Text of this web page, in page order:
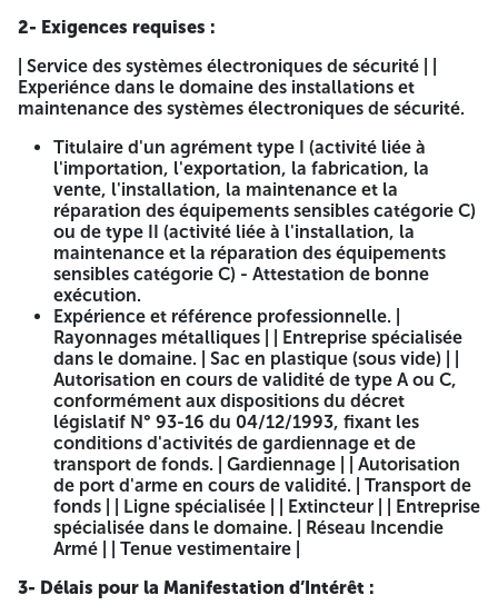
BANQUE DE DEVELOPPEMENT
LOCAL
Département Gestion des Marchés
APPEL A MANIFESTATION D'INTERET
BDL/ N° 04/2026
1- Objet de l'appel :
La Banque de Développement Local (BDL) lance un appel
national à manifestation d'intérêt en vue de la présélection
d'entreprises algériennes spécialisées dans les domaines
des systèmes électroniques de sécurité, groupe
électrogène, rayonnages métalliques, sac en plastique
(sous vide), gardiennage, transport de fonds, linge
spécialisée, extincteur, réseau incendie armé et tenue
vestimentaire.
L'objectif de cet appel est de recueillir les manifestations
d'intérêt des entreprises qualifiées, disposant de
compétences avérées, afin d'évaluer leurs capacités et
d'effectuer une présélection en vue d'une consultation
restreinte ultérieure.
Les domaines concernés par le présent appel à
manifestation d'intérêt :
2- Exigences requises :
| Service des systèmes électroniques de sécurité | |
Experiénce dans le domaine des installations et
maintenance des systèmes électroniques de sécurité.
Titulaire d'un agrément type I (activité liée à
l'importation, l'exportation, la fabrication, la
vente, l'installation, la maintenance et la
réparation des équipements sensibles catégorie C)
ou de type II (activité liée à l'installation, la
maintenance et la réparation des équipements
sensibles catégorie C) - Attestation de bonne
exécution.
Expérience et référence professionnelle. |
Rayonnages métalliques | | Entreprise spécialisée
dans le domaine. | Sac en plastique (sous vide) | |
Autorisation en cours de validité de type A ou C,
conformément aux dispositions du décret
législatif N° 93-16 du 04/12/1993, fixant les
conditions d'activités de gardiennage et de
transport de fonds. | Gardiennage | | Autorisation
de port d'arme en cours de validité. | Transport de
fonds | | Ligne spécialisée | | Extincteur | | Entreprise
spécialisée dans le domaine. | Réseau Incendie
Armé | | Tenue vestimentaire |
3- Délais pour la Manifestation d’Intérêt :